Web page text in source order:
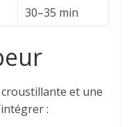
30–35 min
croustillante et une
: